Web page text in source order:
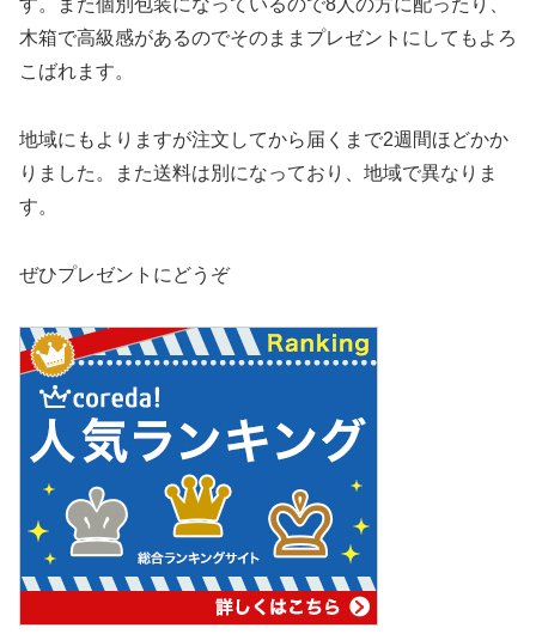
す。また個別包装になっているので8人の方に配ったり、
木箱で高級感があるのでそのままプレゼントにしてもよろ
こばれます。
地域にもよりますが注文してから届くまで2週間ほどかか
りました。また送料は別になっており、地域で異なりま
す。
ぜひプレゼントにどうぞ